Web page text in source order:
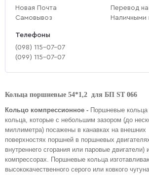
Новая Почта
Самовывоз
Перевод
Наличными
Телефоны
(‎098) 115-07-07
(‎099) 115-07-07
Кольца поршневые 54*1,2 для БП ST 066
Кольцо компрессионное - Поршневые кольца
кольца, которые с небольшим зазором (до
миллиметра) посажены в канавках на внешних
поверхностях поршней в поршневых
внутреннего сгорания или паровые двигатели)
компрессорах. Поршневые кольца
высококачественного серого или ковкого